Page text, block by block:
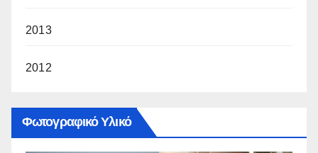
2013
2012
Φωτογραφικό Υλικό